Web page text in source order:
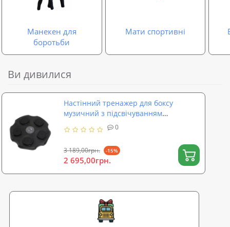
Манекен для
боротьби
Мати спортивні
Ви дивилися
Настінний тренажер для боксу
музичний з підсвічуванням
електронна мішень для
відпрацювання ударів OSPORT (MS
0
3 189,00грн. -15%
2 695,00грн.